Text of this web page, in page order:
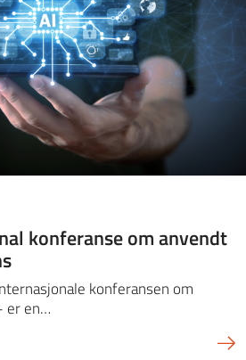
konferanse om anvendt
konferansen om
er en…